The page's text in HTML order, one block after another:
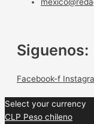
Siguenos:
Facebook-f
Select your currency
CLP Peso chileno